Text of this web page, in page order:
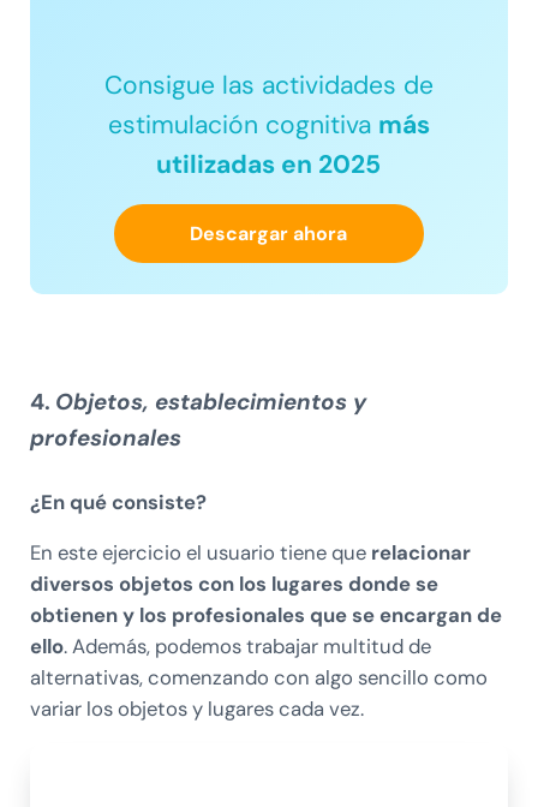
Consigue las actividades de
estimulación cognitiva más
utilizadas en 2025
Descargar ahora
4. Objetos, establecimientos y
profesionales
¿En qué consiste?
En este ejercicio el usuario tiene que relacionar
diversos objetos con los lugares donde se
obtienen y los profesionales que se encargan de
ello. Además, podemos trabajar multitud de
alternativas, comenzando con algo sencillo como
variar los objetos y lugares cada vez.